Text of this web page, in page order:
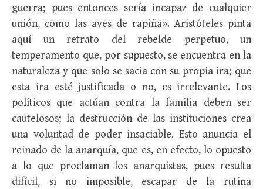
guerra; pues entonces sería incapaz de cualquier
unión, como las aves de rapiña». Aristóteles pinta
aquí un retrato del rebelde perpetuo, un
temperamento que, por supuesto, se encuentra en la
naturaleza y que solo se sacia con su propia ira; que
esta ira esté justificada o no, es irrelevante. Los
políticos que actúan contra la familia deben ser
cautelosos; la destrucción de las instituciones crea
una voluntad de poder insaciable. Esto anuncia el
reinado de la anarquía, que es, en efecto, lo opuesto
a lo que proclaman los anarquistas, pues resulta
difícil, si no imposible, escapar de la rutina